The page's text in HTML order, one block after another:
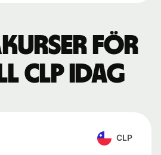
för
CLP idag
CLP